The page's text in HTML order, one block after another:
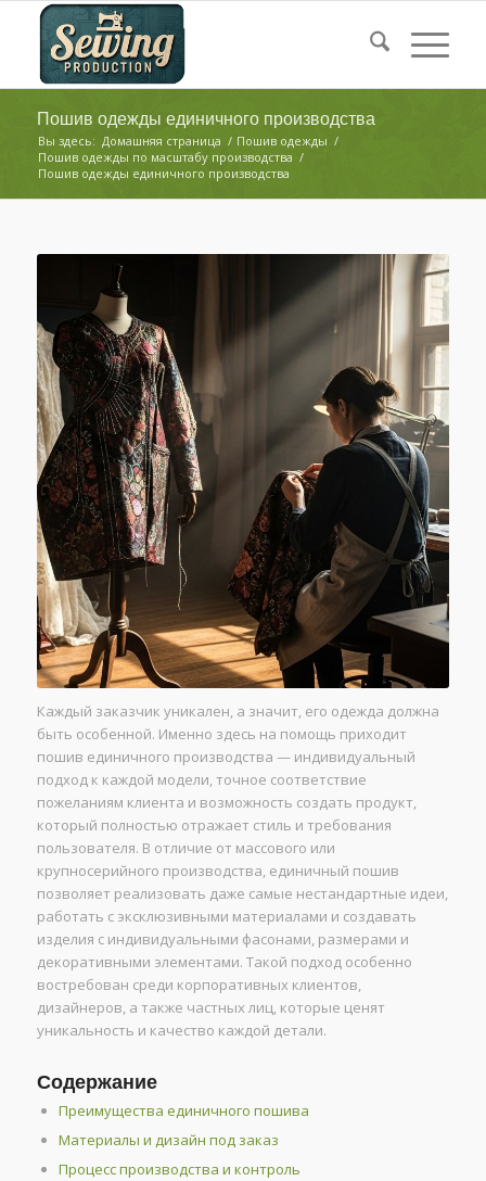
Пошив одежды единичного производства
Вы здесь: Домашняя страница / Пошив одежды /
Пошив одежды по масштабу производства /
Пошив одежды единичного производства
Каждый заказчик уникален, а значит, его одежда должна
быть особенной. Именно здесь на помощь приходит
пошив единичного производства — индивидуальный
подход к каждой модели, точное соответствие
пожеланиям клиента и возможность создать продукт,
который полностью отражает стиль и требования
пользователя. В отличие от массового или
крупносерийного производства, единичный пошив
позволяет реализовать даже самые нестандартные идеи,
работать с эксклюзивными материалами и создавать
изделия с индивидуальными фасонами, размерами и
декоративными элементами. Такой подход особенно
востребован среди корпоративных клиентов,
дизайнеров, а также частных лиц, которые ценят
уникальность и качество каждой детали.
Содержание
Преимущества единичного пошива
Материалы и дизайн под заказ
Процесс производства и контроль